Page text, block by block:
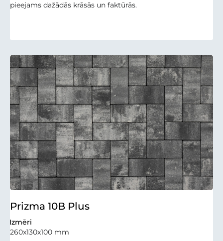
pieejams dažādās krāsās un faktūrās.
Prizma 10B Plus
Izmēri
260x130x100 mm